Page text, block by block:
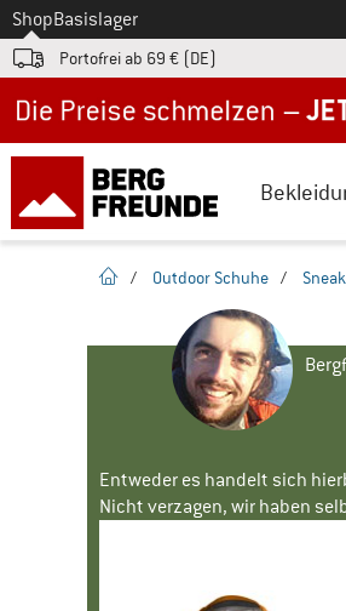
Zum
ShopBasislager
Portofrei ab 69 € (DE)
Startseite
/ Outdoor Schuhe /
Entweder es handelt sich
Nicht verzagen, wir haben